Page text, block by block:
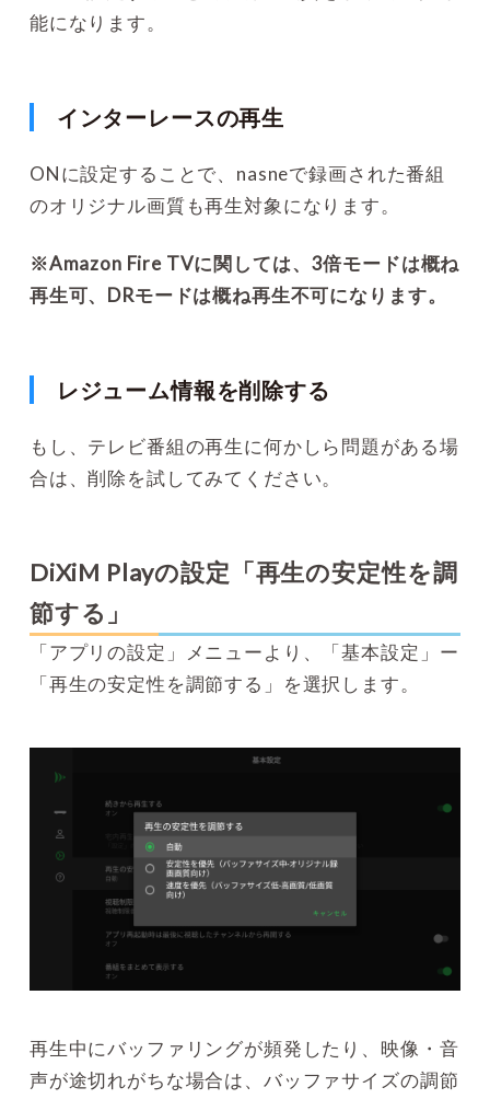
能になります。
インターレースの再生
ONに設定することで、nasneで録画された番組
のオリジナル画質も再生対象になります。
※Amazon Fire TVに関しては、3倍モードは概ね
再生可、DRモードは概ね再生不可になります。
レジューム情報を削除する
もし、テレビ番組の再生に何かしら問題がある場
合は、削除を試してみてください。
DiXiM Playの設定「再生の安定性を調
節する」
「アプリの設定」メニューより、「基本設定」ー
「再生の安定性を調節する」を選択します。
再生中にバッファリングが頻発したり、映像・音
声が途切れがちな場合は、バッファサイズの調節